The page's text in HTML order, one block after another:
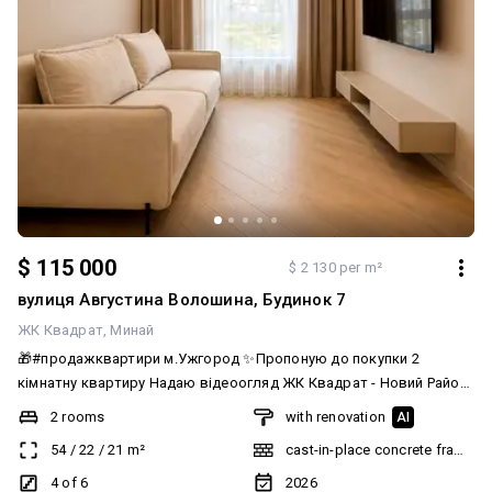
$ 115 000 $ 2 130 per m²
вулиця Августина Волошина, Будинок 7
ЖК Квадрат Минай
🎁#продажквартири м.Ужгород ✨Пропоную до покупки 2
кімнатну квартиру Надаю відеоогляд ЖК Квадрат - Новий Район
- Дитячий садок 2 хв - Школа 2 хв - Індивідуальне електияне
10 хв 🔸 Комфорт класу будинок 🔹 4/7 поверх 🔸 54/20/20 м2; 🔹
чудове планування, простора кухня-вітальня, коридор, 2
2 rooms
54/ 22 / 21 m²
4 of 6
with renovation AI
cast-in-place concrete frame
2026